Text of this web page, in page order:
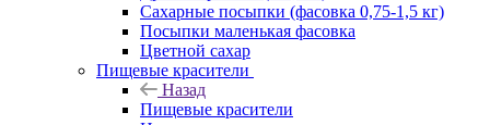
Сахарные посыпки (фасовка 0,75-1,5 кг)
Посыпки маленькая фасовка
Цветной сахар
Пищевые красители
Назад
Пищевые красители